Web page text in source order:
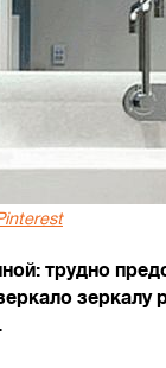
трудно
зеркалу